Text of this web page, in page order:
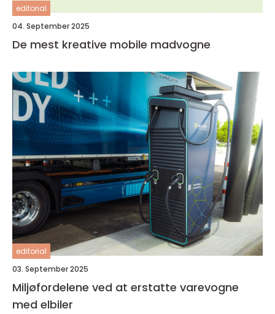
editorial
04. September 2025
De mest kreative mobile madvogne
editorial
03. September 2025
Miljøfordelene ved at erstatte varevogne
med elbiler